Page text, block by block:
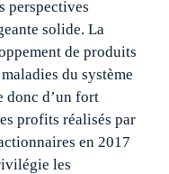
perspectives
solide. La
de produits
du système
donc d’un fort
profits réalisés par
en 2017
les